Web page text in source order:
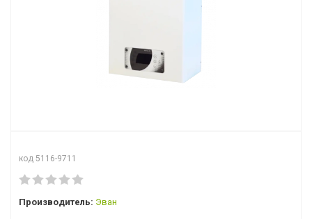
код 5116-9711
Производитель: Эван